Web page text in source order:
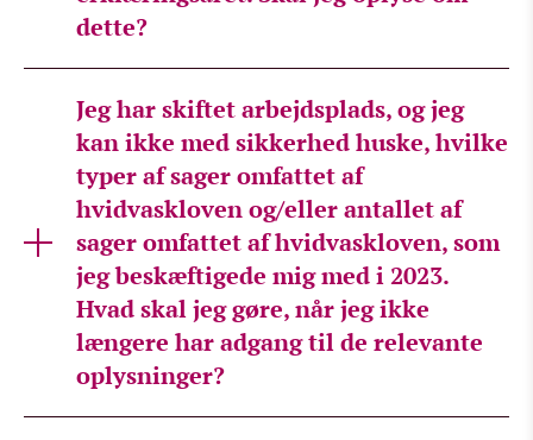
dette?
Jeg har skiftet arbejdsplads, og jeg
kan ikke med sikkerhed huske, hvilke
typer af sager omfattet af
hvidvaskloven og/eller antallet af
sager omfattet af hvidvaskloven, som
jeg beskæftigede mig med i 2023.
Hvad skal jeg gøre, når jeg ikke
længere har adgang til de relevante
oplysninger?